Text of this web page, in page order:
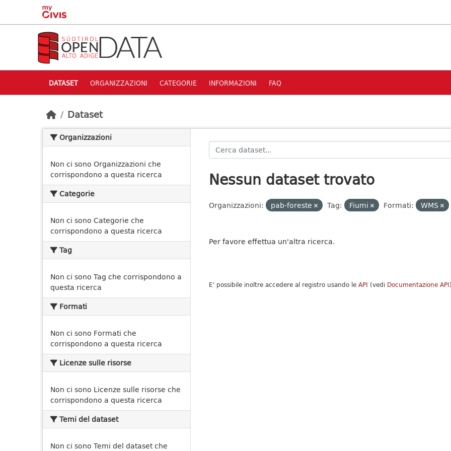
Skip to main content
DATASET ORGANIZZAZIONI CATEGORIE INFORMAZIONI FAQ
Dataset
Organizzazioni
Non ci sono Organizzazioni che
corrispondono a questa ricerca
Categorie
Non ci sono Categorie che
corrispondono a questa ricerca
Tag
Non ci sono Tag che corrispondono a
questa ricerca
Formati
Non ci sono Formati che
corrispondono a questa ricerca
Licenze sulle risorse
Non ci sono Licenze sulle risorse che
corrispondono a questa ricerca
Temi del dataset
Non ci sono Temi del dataset che
Nessun dataset trovato
Organizzazioni: pab-foreste Tag: Fiumi Formati: WMS
Per favore effettua un'altra ricerca.
E' possibile inoltre accedere al registro usando le API (vedi Documentazione API